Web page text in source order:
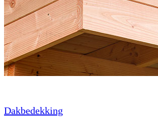
Dakbedekking